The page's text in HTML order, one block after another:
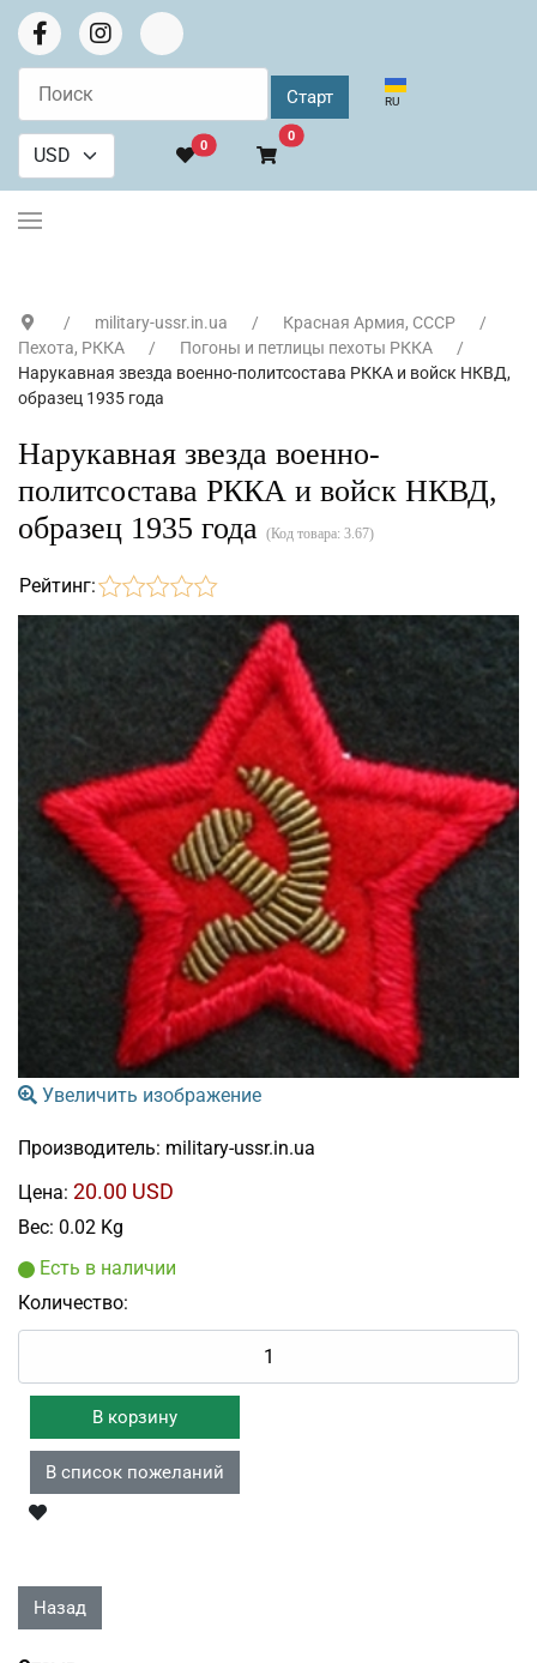
Выберите язык
RU
0
0В корзину
military-ussr.in.ua
Красная Армия, СССР
Пехота, РККА
Погоны и петлицы пехоты РККА
Нарукавная звезда военно-политсостава РККА и войск НКВД,
образец 1935 года
Нарукавная звезда военно-
политсостава РККА и войск НКВД,
образец 1935 года (Код товара: 3.67)
Рейтинг:
Увеличить изображение
Производитель: military-ussr.in.ua
Цена: 20.00 USD
Вес: 0.02 Kg
Есть в наличии
Количество: